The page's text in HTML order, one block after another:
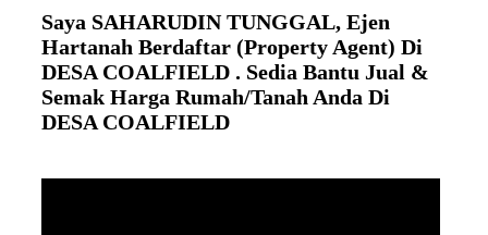
Saya SAHARUDIN TUNGGAL, Ejen
Hartanah Berdaftar (Property Agent) Di
DESA COALFIELD . Sedia Bantu Jual &
Semak Harga Rumah/Tanah Anda Di
DESA COALFIELD